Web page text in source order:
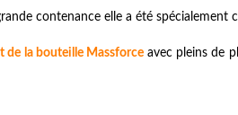
contenance elle a été spécialement
de la bouteille Massforceavec pleins de